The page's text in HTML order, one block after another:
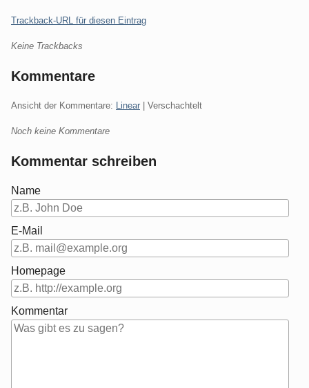
Trackback-URL für diesen Eintrag
Keine Trackbacks
Kommentare
Ansicht der Kommentare: Linear | Verschachtelt
Noch keine Kommentare
Kommentar schreiben
Name
E-Mail
Homepage
Kommentar